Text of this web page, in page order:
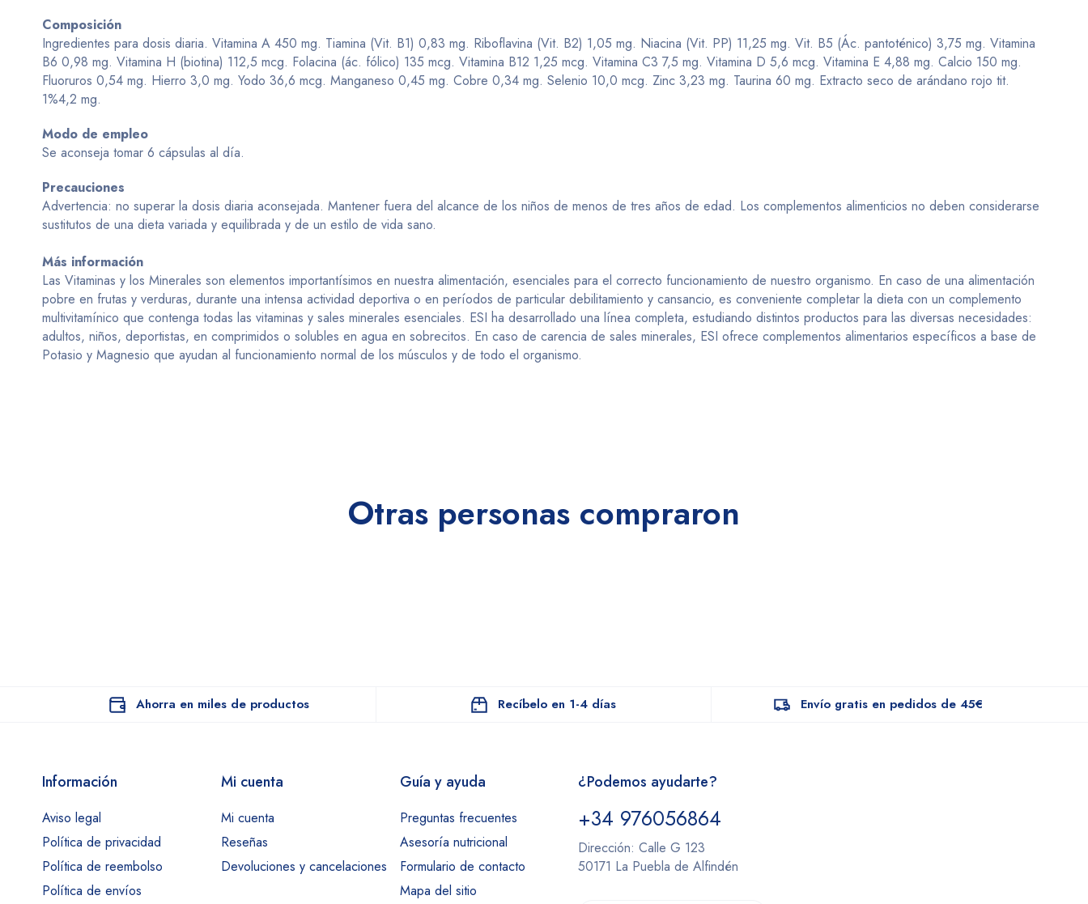
Composición
Ingredientes para dosis diaria. Vitamina A 450 mg. Tiamina (Vit. B1) 0,83 mg. Riboflavina (Vit. B2) 1,05 mg. Niacina (Vit. PP) 11,25 mg. Vit. B5 (Ác. pantoténico) 3,75 mg. Vitamina
B6 0,98 mg. Vitamina H (biotina) 112,5 mcg. Folacina (ác. fólico) 135 mcg. Vitamina B12 1,25 mcg. Vitamina C3 7,5 mg. Vitamina D 5,6 mcg. Vitamina E 4,88 mg. Calcio 150 mg.
Fluoruros 0,54 mg. Hierro 3,0 mg. Yodo 36,6 mcg. Manganeso 0,45 mg. Cobre 0,34 mg. Selenio 10,0 mcg. Zinc 3,23 mg. Taurina 60 mg. Extracto seco de arándano rojo tit.
1%4,2 mg.
Modo de empleo
Se aconseja tomar 6 cápsulas al día.
Precauciones
Advertencia: no superar la dosis diaria aconsejada. Mantener fuera del alcance de los niños de menos de tres años de edad. Los complementos alimenticios no deben considerarse
sustitutos de una dieta variada y equilibrada y de un estilo de vida sano.
Más información
Las Vitaminas y los Minerales son elementos importantísimos en nuestra alimentación, esenciales para el correcto funcionamiento de nuestro organismo. En caso de una alimentación
pobre en frutas y verduras, durante una intensa actividad deportiva o en períodos de particular debilitamiento y cansancio, es conveniente completar la dieta con un complemento
multivitamínico que contenga todas las vitaminas y sales minerales esenciales. ESI ha desarrollado una línea completa, estudiando distintos productos para las diversas necesidades:
adultos, niños, deportistas, en comprimidos o solubles en agua en sobrecitos. En caso de carencia de sales minerales, ESI ofrece complementos alimentarios específicos a base de
Potasio y Magnesio que ayudan al funcionamiento normal de los músculos y de todo el organismo.
Otras personas compraron
Ahorra en miles de productos Recíbelo en 1-4 días Envío gratis en pedidos de 45€
Información
Aviso legal
Política de privacidad
Política de reembolso
Política de envíos
Mi cuenta
Mi cuenta
Reseñas
Devoluciones y cancelaciones
Guía y ayuda
Preguntas frecuentes
Asesoría nutricional
Formulario de contacto
Mapa del sitio
¿Podemos ayudarte?
+34 976056864
Dirección: Calle G 123
50171 La Puebla de Alfindén